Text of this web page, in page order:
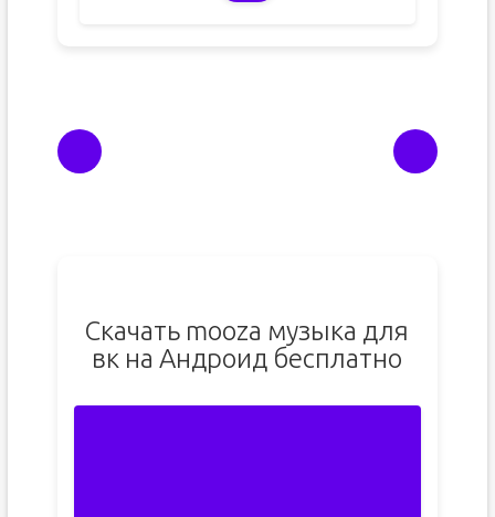
Скачать mooza музыка для
вк на Андроид бесплатно